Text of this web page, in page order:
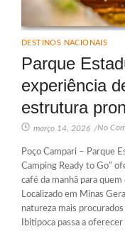
DESTINOS NACIONAIS
Parque
experiência
estrutura
março 14, 2026 /No
Poço Campari – Parque
Camping Ready to Go”
café da manhã para
Localizado em Minas
natureza mais
Ibitipoca passa a